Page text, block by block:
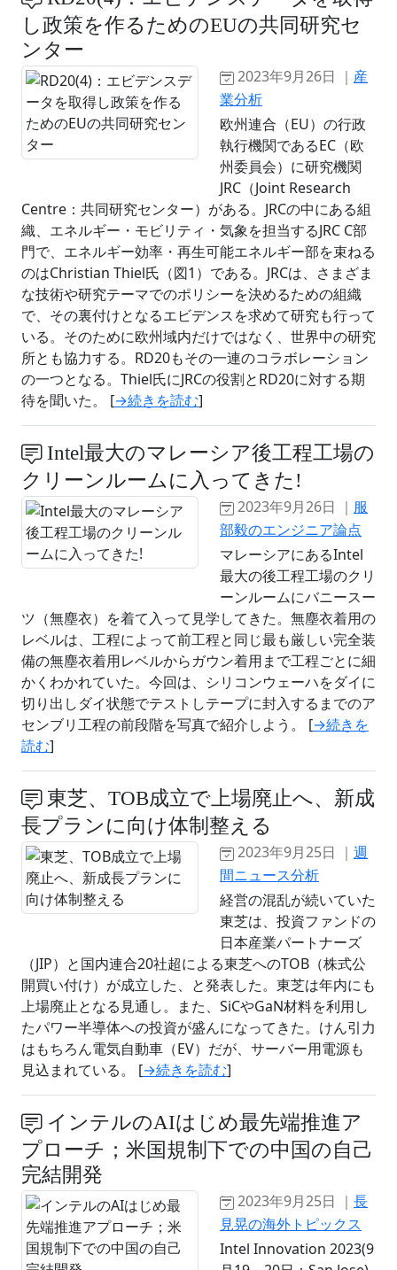
し政策を作るためのEUの共同研究セ
ンター
2023年9月26日 ｜ 産
業分析
欧州連合（EU）の行政
執行機関であるEC（欧
州委員会）に研究機関
JRC（Joint Research
Centre：共同研究センター）がある。JRCの中にある組
織、エネルギー・モビリティ・気象を担当するJRC C部
門で、エネルギー効率・再生可能エネルギー部を束ねる
のはChristian Thiel氏（図1）である。JRCは、さまざま
な技術や研究テーマでのポリシーを決めるための組織
で、その裏付けとなるエビデンスを求めて研究も行って
いる。そのために欧州域内だけではなく、世界中の研究
所とも協力する。RD20もその一連のコラボレーション
の一つとなる。Thiel氏にJRCの役割とRD20に対する期
待を聞いた。 [→続きを読む]
Intel最大のマレーシア後工程工場の
クリーンルームに入ってきた!
2023年9月26日 ｜ 服
部毅のエンジニア論点
マレーシアにあるIntel
最大の後工程工場のクリ
ーンルームにバニースー
ツ（無塵衣）を着て入って見学してきた。無塵衣着用の
レベルは、工程によって前工程と同じ最も厳しい完全装
備の無塵衣着用レベルからガウン着用まで工程ごとに細
かくわかれていた。今回は、シリコンウェーハをダイに
切り出しダイ状態でテストしテープに封入するまでのア
センブリ工程の前段階を写真で紹介しよう。 [→続きを
読む]
東芝、TOB成立で上場廃止へ、新成
長プランに向け体制整える
2023年9月25日 ｜ 週
間ニュース分析
経営の混乱が続いていた
東芝は、投資ファンドの
日本産業パートナーズ
（JIP）と国内連合20社超による東芝へのTOB（株式公
開買い付け）が成立した、と発表した。東芝は年内にも
上場廃止となる見通し。また、SiCやGaN材料を利用し
たパワー半導体への投資が盛んになってきた。けん引力
はもちろん電気自動車（EV）だが、サーバー用電源も
見込まれている。 [→続きを読む]
インテルのAIはじめ最先端推進ア
プローチ；米国規制下での中国の自己
完結開発
2023年9月25日 ｜ 長
見晃の海外トピックス
Intel Innovation 2023(9